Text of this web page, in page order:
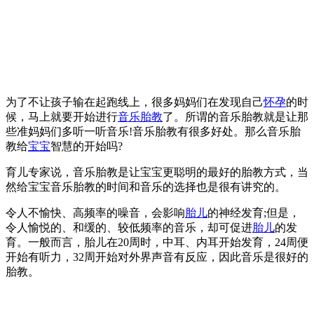
为了不让孩子输在起跑线上，很多妈妈们在发现自己怀孕的时
候，马上就要开始进行音乐胎教了。所谓的音乐胎教就是让那
些准妈妈们多听一听音乐!音乐胎教有很多好处。那么音乐胎
教给宝宝智慧的开始吗?
育儿专家说，音乐胎教是让宝宝更聪明的最好的胎教方式，当
然给宝宝音乐胎教的时间和音乐的选择也是很有讲究的。
令人不愉快、高频率的噪音，会影响胎儿的神经发育;但是，
令人愉悦的、和缓的、较低频率的音乐，却可促进胎儿的发
育。一般而言，胎儿在20周时，中耳、内耳开始发育，24周便
开始有听力，32周开始对外界声音有反应，因此音乐是很好的
胎教。